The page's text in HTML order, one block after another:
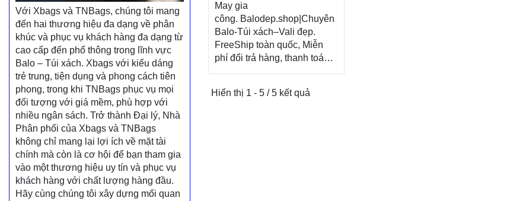
May gia
công. Balodep.shop|Chuyên
Balo-Túi xách–Vali đẹp.
FreeShip toàn quốc, Miễn
phí đổi trả hàng, thanh toán
tiền khi nhận hàng.Xem thêm
Hiển thị 1 - 5 / 5 kết quả
Với Xbags và TNBags, chúng tôi mang
đến hai thương hiệu đa dạng về phân
khúc và phục vụ khách hàng đa dạng từ
cao cấp đến phổ thông trong lĩnh vực
Balo – Túi xách. Xbags với kiểu dáng
trẻ trung, tiện dụng và phong cách tiên
phong, trong khi TNBags phục vụ mọi
đối tượng với giá mềm, phù hợp với
nhiều ngân sách. Trở thành Đại lý, Nhà
Phân phối của Xbags và TNBags
không chỉ mang lại lợi ích về mặt tài
chính mà còn là cơ hội để bạn tham gia
vào một thương hiệu uy tín và phục vụ
khách hàng với chất lượng hàng đầu.
Hãy cùng chúng tôi xây dựng mối quan